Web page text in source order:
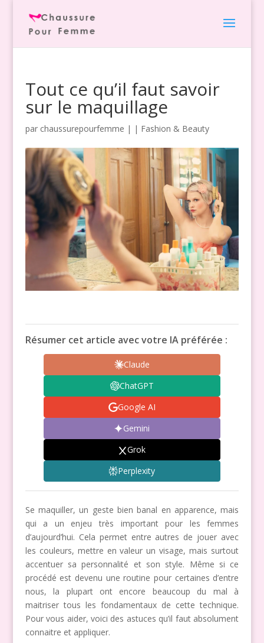
Tout ce qu’il faut savoir
sur le maquillage
par chaussurepourfemme | | Fashion & Beauty
Résumer cet article avec votre IA préférée :
Claude
ChatGPT
Google AI
Gemini
Grok
Perplexity
Se maquiller, un geste bien banal en apparence, mais
qui a un enjeu très important pour les femmes
d’aujourd’hui. Cela permet entre autres de jouer avec
les couleurs, mettre en valeur un visage, mais surtout
accentuer sa personnalité et son style. Même si ce
procédé est devenu une routine pour certaines d’entre
nous, la plupart ont encore beaucoup du mal à
maitriser tous les fondamentaux de cette technique.
Pour vous aider, voici des astuces qu’il faut absolument
connaitre et appliquer.